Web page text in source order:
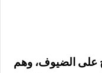
على الضيوف، وهم